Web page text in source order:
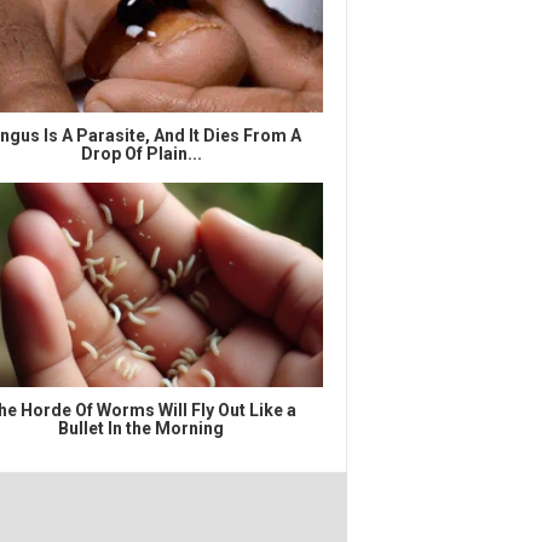
Is A Parasite, And It Dies From A
Drop Of Plain...
Horde Of Worms Will Fly Out Like a
Bullet In the Morning